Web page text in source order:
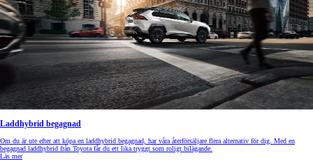
Laddhybrid begagnad
Om du är ute efter att köpa en laddhybrid begagnad, har våra återförsäljare flera alternativ för dig. Med en
begagnad laddhybrid från Toyota får du ett lika tryggt som roligt bilägande.
Läs mer